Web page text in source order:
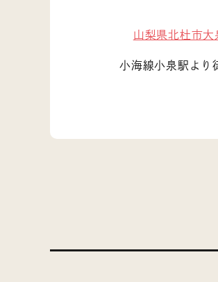
山梨県北杜市
小海線小泉駅よ